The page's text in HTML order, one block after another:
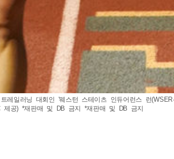
일러닝 대회인 '웨스턴 스테이츠 인듀어런스 런
제공) *재판매 및 DB 금지 *재판매 및 DB 금지